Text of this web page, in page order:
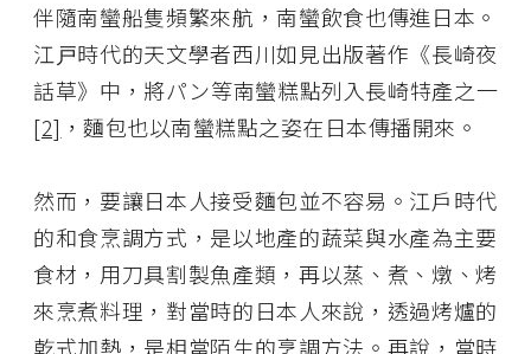
伴隨南蠻船隻頻繁來航，南蠻飲食也傳進日本。
江戸時代的天文學者西川如見出版著作《長崎夜
話草》中，將パン等南蠻糕點列入長崎特產之一
[2] ，麵包也以南蠻糕點之姿在日本傳播開來。
然而，要讓日本人接受麵包並不容易。江戶時代
的和食烹調方式，是以地產的蔬菜與水產為主要
食材，用刀具割製魚產類，再以蒸、煮、燉、烤
來烹煮料理，對當時的日本人來說，透過烤爐的
乾式加熱，是相當陌生的烹調方法。再說，當時